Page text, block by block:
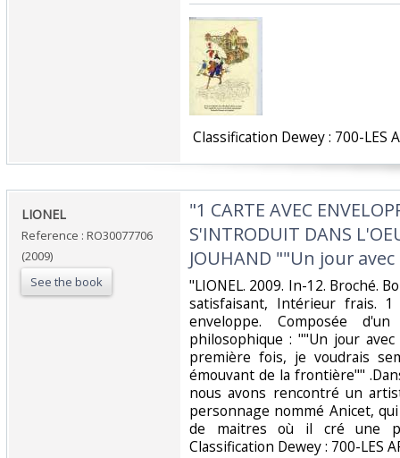
Classification Dewey : 700-LES
‎LIONEL‎
Reference : RO30077706
(2009)
See the book
‎"1 CARTE AVEC
S'INTRODUIT DANS
JOUHAND ""Un jour
‎"LIONEL. 2009. In-12. Broché.
satisfaisant, Intérieur frais.
enveloppe. Composée
philosophique : ""Un jour
première fois, je voudrais
émouvant de la frontière""
nous avons rencontré un
personnage nommé Anicet,
de maitres où il cré une
Classification Dewey : 700-LES